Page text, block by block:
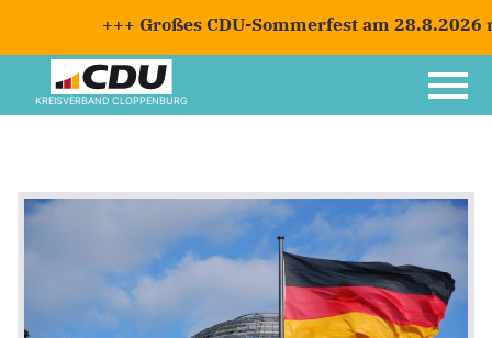
+++ Großes CDU-Sommerfest am 28.8.2026
KREISVERBAND CLOPPENBURG